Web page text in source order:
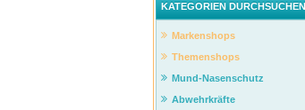
KATEGORIEN DURCHSUCHEN
Markenshops
Themenshops
Mund-Nasenschutz
Abwehrkräfte